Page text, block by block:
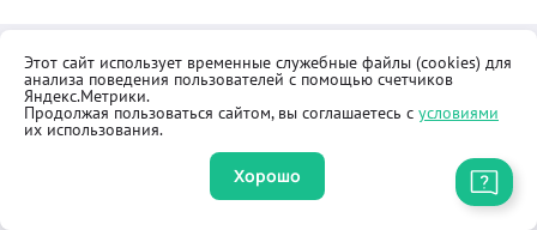
Контакты
Как купить
Общественная приёмная
Реквизиты
Оферта
Правила продажи товаров
Этот сайт использует временные служебные файлы (cookies) для
анализа поведения пользователей с помощью счетчиков
Яндекс.Метрики.
Продолжая пользоваться сайтом, вы соглашаетесь с условиями
их использования.
Хорошо